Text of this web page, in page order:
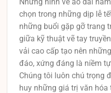
chọn trong những dịp lễ
những buổi gặp gỡ trang
giữa kỹ thuật vẽ tay
vải cao cấp tạo nên
đáo, xứng đáng là niềm
Chúng tôi luôn chú trọng
huy những giá trị văn